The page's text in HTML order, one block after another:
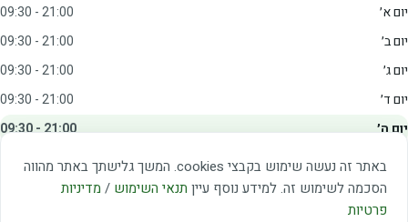
באתר זה נעשה שימוש בקבצי cookies. המשך גלישתך באתר מהווה
הסכמה לשימוש זה. למידע נוסף עיין תנאי השימוש / מדיניות
פרטיות
יום א׳
09:30 - 21:00
יום ב׳
09:30 - 21:00
יום ג׳
09:30 - 21:00
יום ד׳
09:30 - 21:00
יום ה׳
09:30 - 21:00
09:00 - 15:00
שבת
20:00 - 23:00